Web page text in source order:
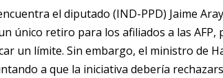
el diputado (IND-PPD) Jaime
único retiro para los afiliados a las AFP,
un límite. Sin embargo, el ministro de
a que la iniciativa debería